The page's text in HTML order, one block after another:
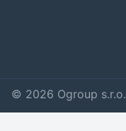
© 2026 Ogroup s.r.o.